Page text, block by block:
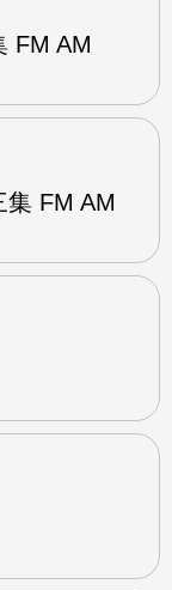
FM AM
FM AM